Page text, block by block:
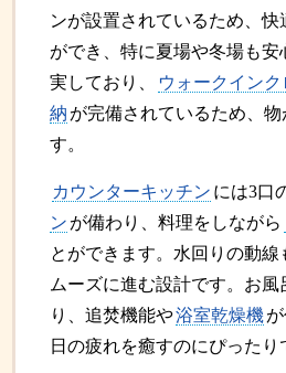
ンが設置されているため、快
ができ、特に夏場や冬場も
実しており、
ウォークインク
納 が完備されているため、
す。
カウンターキッチン には3口
ン が備わり、料理をしながら
とができます。水回りの動線
ムーズに進む設計です。お
り、追焚機能や浴室乾燥機
日の疲れを癒すのにぴったり